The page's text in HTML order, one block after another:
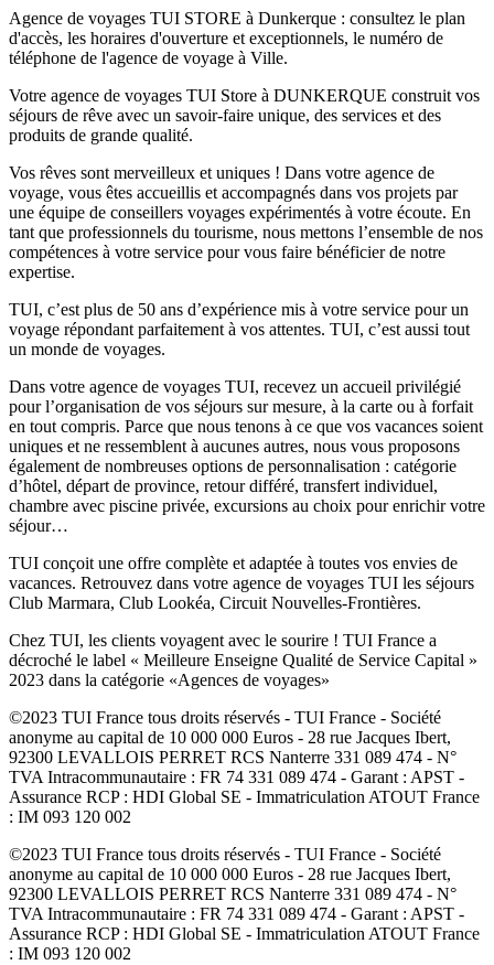
Agence de voyages TUI STORE à Dunkerque : consultez le plan
d'accès, les horaires d'ouverture et exceptionnels, le numéro de
téléphone de l'agence de voyage à Ville.
Votre agence de voyages TUI Store à DUNKERQUE construit vos
séjours de rêve avec un savoir-faire unique, des services et des
produits de grande qualité.
Vos rêves sont merveilleux et uniques ! Dans votre agence de
voyage, vous êtes accueillis et accompagnés dans vos projets par
une équipe de conseillers voyages expérimentés à votre écoute. En
tant que professionnels du tourisme, nous mettons l’ensemble de nos
compétences à votre service pour vous faire bénéficier de notre
expertise.
TUI, c’est plus de 50 ans d’expérience mis à votre service pour un
voyage répondant parfaitement à vos attentes. TUI, c’est aussi tout
un monde de voyages.
Dans votre agence de voyages TUI, recevez un accueil privilégié
pour l’organisation de vos séjours sur mesure, à la carte ou à forfait
en tout compris. Parce que nous tenons à ce que vos vacances soient
uniques et ne ressemblent à aucunes autres, nous vous proposons
également de nombreuses options de personnalisation : catégorie
d’hôtel, départ de province, retour différé, transfert individuel,
chambre avec piscine privée, excursions au choix pour enrichir votre
séjour…
TUI conçoit une offre complète et adaptée à toutes vos envies de
vacances. Retrouvez dans votre agence de voyages TUI les séjours
Club Marmara, Club Lookéa, Circuit Nouvelles-Frontières.
Chez TUI, les clients voyagent avec le sourire ! TUI France a
décroché le label « Meilleure Enseigne Qualité de Service Capital »
2023 dans la catégorie «Agences de voyages»
©2023 TUI France tous droits réservés - TUI France - Société
anonyme au capital de 10 000 000 Euros - 28 rue Jacques Ibert,
92300 LEVALLOIS PERRET RCS Nanterre 331 089 474 - N°
TVA Intracommunautaire : FR 74 331 089 474 - Garant : APST -
Assurance RCP : HDI Global SE - Immatriculation ATOUT France
: IM 093 120 002
©2023 TUI France tous droits réservés - TUI France - Société
anonyme au capital de 10 000 000 Euros - 28 rue Jacques Ibert,
92300 LEVALLOIS PERRET RCS Nanterre 331 089 474 - N°
TVA Intracommunautaire : FR 74 331 089 474 - Garant : APST -
Assurance RCP : HDI Global SE - Immatriculation ATOUT France
: IM 093 120 002